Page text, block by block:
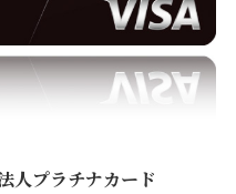
人プラチナカード